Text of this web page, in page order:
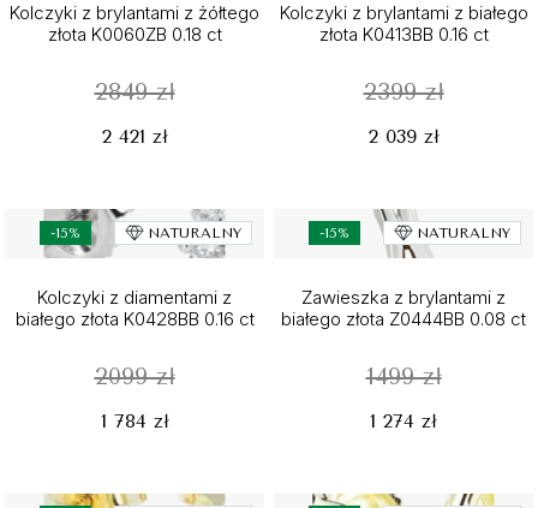
Kolczyki z brylantami z żółtego
złota K0060ZB 0.18 ct
2849 zł
2 421 zł
Kolczyki z brylantami z białego
złota K0413BB 0.16 ct
2399 zł
2 039 zł
-15% NATURALNY
Kolczyki z diamentami z
białego złota K0428BB 0.16 ct
2099 zł
1 784 zł
-15% NATURALNY
Zawieszka z brylantami z
białego złota Z0444BB 0.08 ct
1499 zł
1 274 zł